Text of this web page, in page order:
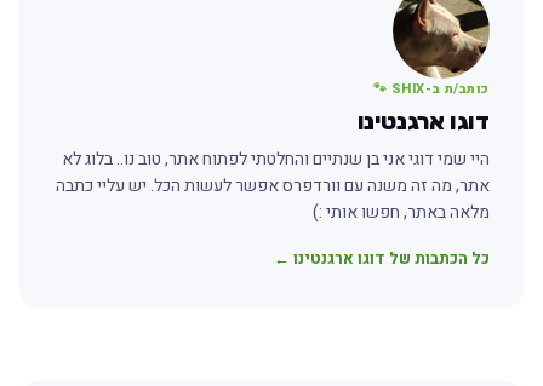
כותב/ת ב-SHIX 🐾
דוגו ארגנטינו
היי שמי דוגי אני בן שנתיים והחלטתי לפתוח אתר, טוב נו.. בלוג לא
אתר, מה זה משנה עם וורדפרס אפשר לעשות הכל. יש עליי כתבה
מלאה באתר, חפשו אותי :)
כל הכתבות של דוגו ארגנטינו ←